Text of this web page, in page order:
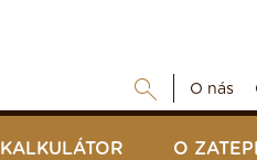
O nás
KALKULÁTOR O